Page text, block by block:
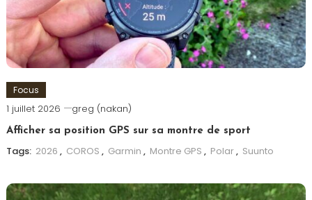
Focus
1 juillet 2026 greg (nakan)
Afficher sa position GPS sur sa montre de sport
Tags: 2026 , COROS , Garmin , Montre GPS , Polar, Suunto